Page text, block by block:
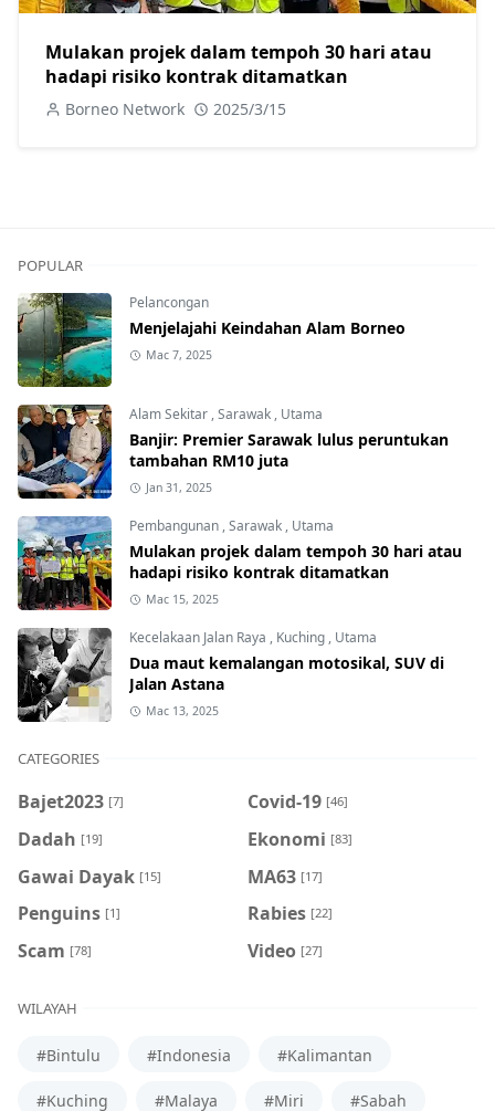
Mulakan projek dalam tempoh 30 hari atau
hadapi risiko kontrak ditamatkan
Borneo Network 2025/3/15
POPULAR
Pelancongan
Menjelajahi Keindahan Alam Borneo
Mac 7, 2025
Alam Sekitar ,Sarawak , Utama
Banjir: Premier Sarawak lulus peruntukan
tambahan RM10 juta
Jan 31, 2025
Pembangunan ,Sarawak , Utama
Mulakan projek dalam tempoh 30 hari atau
hadapi risiko kontrak ditamatkan
Mac 15, 2025
Kecelakaan Jalan Raya , Kuching , Utama
Dua maut kemalangan motosikal, SUV di
Jalan Astana
Mac 13, 2025
CATEGORIES
Bajet2023 [7] Covid-19 [46]
Dadah [19] Ekonomi [83]
Gawai Dayak [15] MA63 [17]
Penguins [1] Rabies [22]
Scam [78] Video [27]
WILAYAH
#Bintulu #Indonesia #Kalimantan
#Kuching #Malaya #Miri #Sabah